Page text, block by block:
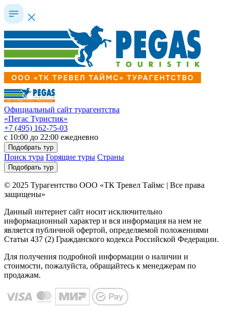
Официальный сайт турагентства
«Пегас Туристик»
+7 (495) 162-75-03
c 10:00 до 22:00 ежедневно
Подобрать тур
Поиск тура Горящие туры Страны
Подобрать тур
© 2025 Турагентство ООО «ТК Тревел Таймс | Все права
защищены»
Данный интернет сайт носит исключительно
информационный характер и вся информация на нем не
является публичной офертой, определяемой положениями
Статьи 437 (2) Гражданского кодекса Российской Федерации.
Для получения подробной информации о наличии и
стоимости, пожалуйста, обращайтесь к менеджерам по
продажам.